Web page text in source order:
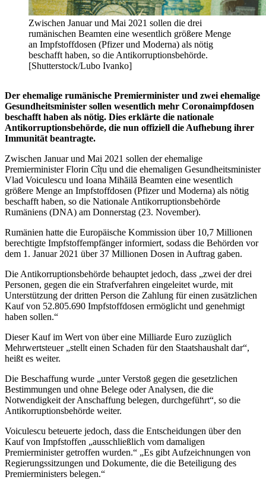
Zwischen Januar und Mai 2021 sollen die drei
rumänischen Beamten eine wesentlich größere Menge
an Impfstoffdosen (Pfizer und Moderna) als nötig
beschafft haben, so die Antikorruptionsbehörde.
[Shutterstock/Lubo Ivanko]
Der ehemalige rumänische Premierminister und zwei ehemalige
Gesundheitsminister sollen wesentlich mehr Coronaimpfdosen
beschafft haben als nötig. Dies erklärte die nationale
Antikorruptionsbehörde, die nun offiziell die Aufhebung ihrer
Immunität beantragte.
Zwischen Januar und Mai 2021 sollen der ehemalige
Premierminister Florin Cîțu und die ehemaligen Gesundheitsminister
Vlad Voiculescu und Ioana Mihăilă Beamten eine wesentlich
größere Menge an Impfstoffdosen (Pfizer und Moderna) als nötig
beschafft haben, so die Nationale Antikorruptionsbehörde
Rumäniens (DNA) am Donnerstag (23. November).
Rumänien hatte die Europäische Kommission über 10,7 Millionen
berechtigte Impfstoffempfänger informiert, sodass die Behörden vor
dem 1. Januar 2021 über 37 Millionen Dosen in Auftrag gaben.
Die Antikorruptionsbehörde behauptet jedoch, dass „zwei der drei
Personen, gegen die ein Strafverfahren eingeleitet wurde, mit
Unterstützung der dritten Person die Zahlung für einen zusätzlichen
Kauf von 52.805.690 Impfstoffdosen ermöglicht und genehmigt
haben sollen.“
Dieser Kauf im Wert von über eine Milliarde Euro zuzüglich
Mehrwertsteuer „stellt einen Schaden für den Staatshaushalt dar“,
heißt es weiter.
Die Beschaffung wurde „unter Verstoß gegen die gesetzlichen
Bestimmungen und ohne Belege oder Analysen, die die
Notwendigkeit der Anschaffung belegen, durchgeführt“, so die
Antikorruptionsbehörde weiter.
Voiculescu beteuerte jedoch, dass die Entscheidungen über den
Kauf von Impfstoffen „ausschließlich vom damaligen
Premierminister getroffen wurden.“ „Es gibt Aufzeichnungen von
Regierungssitzungen und Dokumente, die die Beteiligung des
Premierministers belegen.“